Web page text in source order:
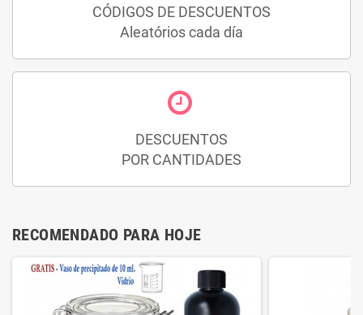
CÓDIGOS DE DESCUENTOS
Aleatórios cada día
DESCUENTOS
POR CANTIDADES
RECOMENDADO PARA HOJE